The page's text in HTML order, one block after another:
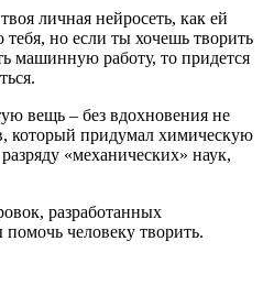
личная нейросеть, как ей
тебя, но если ты хочешь творить
машинную работу, то придется
вещь – без вдохновения не
который придумал химическую
«механических» наук,
разработанных
человеку творить.